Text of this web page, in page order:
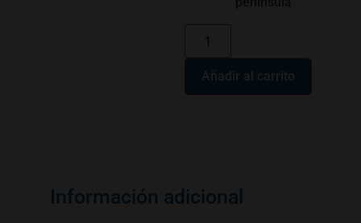
Añadir al carrito
Información adicional